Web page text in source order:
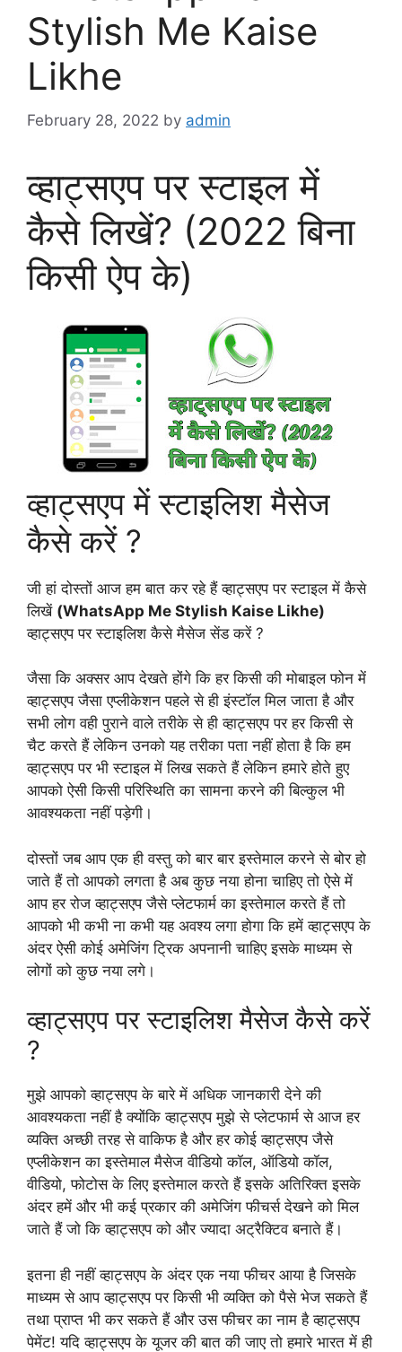
Stylish Me Kaise
Likhe
February 28, 2022 by admin
व्हाट्सएप पर स्टाइल में
कैसे लिखें? (2022 बिना
किसी ऐप के)
व्हाट्सएप में स्टाइलिश मैसेज
कैसे करें ?
जी हां दोस्तों आज हम बात कर रहे हैं व्हाट्सएप पर स्टाइल में कैसे
लिखें (WhatsApp Me Stylish Kaise Likhe)
व्हाट्सएप पर स्टाइलिश कैसे मैसेज सेंड करें ?
जैसा कि अक्सर आप देखते होंगे कि हर किसी की मोबाइल फोन में
व्हाट्सएप जैसा एप्लीकेशन पहले से ही इंस्टॉल मिल जाता है और
सभी लोग वही पुराने वाले तरीके से ही व्हाट्सएप पर हर किसी से
चैट करते हैं लेकिन उनको यह तरीका पता नहीं होता है कि हम
व्हाट्सएप पर भी स्टाइल में लिख सकते हैं लेकिन हमारे होते हुए
आपको ऐसी किसी परिस्थिति का सामना करने की बिल्कुल भी
आवश्यकता नहीं पड़ेगी।
दोस्तों जब आप एक ही वस्तु को बार बार इस्तेमाल करने से बोर हो
जाते हैं तो आपको लगता है अब कुछ नया होना चाहिए तो ऐसे में
आप हर रोज व्हाट्सएप जैसे प्लेटफार्म का इस्तेमाल करते हैं तो
आपको भी कभी ना कभी यह अवश्य लगा होगा कि हमें व्हाट्सएप के
अंदर ऐसी कोई अमेजिंग ट्रिक अपनानी चाहिए इसके माध्यम से
लोगों को कुछ नया लगे।
व्हाट्सएप पर स्टाइलिश मैसेज कैसे करें
?
मुझे आपको व्हाट्सएप के बारे में अधिक जानकारी देने की
आवश्यकता नहीं है क्योंकि व्हाट्सएप मुझे से प्लेटफार्म से आज हर
व्यक्ति अच्छी तरह से वाकिफ है और हर कोई व्हाट्सएप जैसे
एप्लीकेशन का इस्तेमाल मैसेज वीडियो कॉल, ऑडियो कॉल,
वीडियो, फोटोस के लिए इस्तेमाल करते हैं इसके अतिरिक्त इसके
अंदर हमें और भी कई प्रकार की अमेजिंग फीचर्स देखने को मिल
जाते हैं जो कि व्हाट्सएप को और ज्यादा अट्रैक्टिव बनाते हैं।
इतना ही नहीं व्हाट्सएप के अंदर एक नया फीचर आया है जिसके
माध्यम से आप व्हाट्सएप पर किसी भी व्यक्ति को पैसे भेज सकते हैं
तथा प्राप्त भी कर सकते हैं और उस फीचर का नाम है व्हाट्सएप
पेमेंट! यदि व्हाट्सएप के यूजर की बात की जाए तो हमारे भारत में ही